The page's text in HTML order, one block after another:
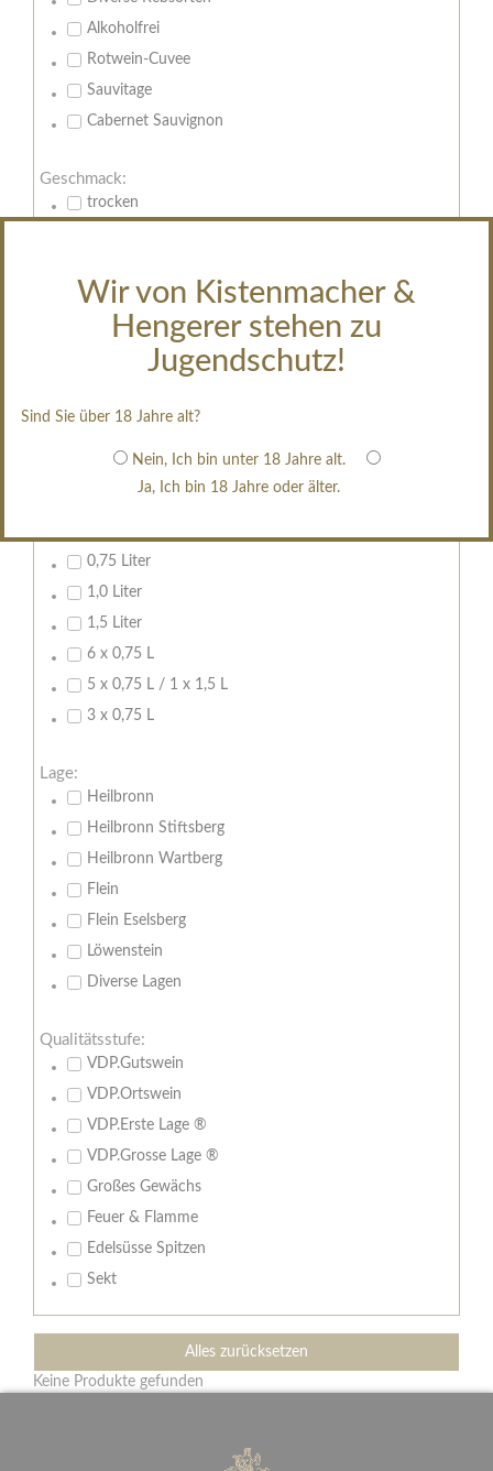
Wir von Kistenmacher &
Hengerer stehen zu
Jugendschutz!
Sind Sie über 18 Jahre alt?
Nein, Ich bin unter 18 Jahre alt.
Ja, Ich bin 18 Jahre oder älter.
Alkoholfrei
Rotwein-Cuvee
Sauvitage
Cabernet Sauvignon
Geschmack:
trocken
restsüß
edelsüß
im Holzfass gereift
erfrischend, nicht zu süß
0,75 Liter
1,0 Liter
1,5 Liter
6 x 0,75 L
5 x 0,75 L / 1 x 1,5 L
3 x 0,75 L
Lage:
Heilbronn
Heilbronn Stiftsberg
Heilbronn Wartberg
Flein
Flein Eselsberg
Löwenstein
Diverse Lagen
Qualitätsstufe:
VDP.Gutswein
VDP.Ortswein
VDP.Erste Lage ®
VDP.Grosse Lage ®
Großes Gewächs
Feuer & Flamme
Edelsüsse Spitzen
Sekt
Alles zurücksetzen
Keine Produkte gefunden